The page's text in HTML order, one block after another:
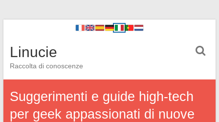
Linucie
Raccolta di conoscenze
Suggerimenti e guide high-tech
per geek appassionati di nuove